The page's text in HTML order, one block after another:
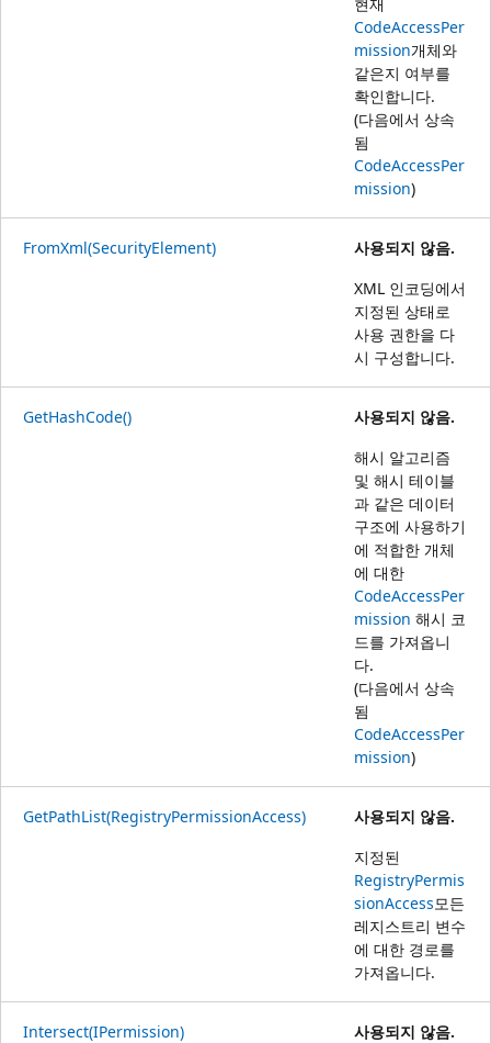
CodeAccessPer
mission개체와
같은지 여부를
확인합니다.
(다음에서 상속
됨
CodeAccessPer
mission)
FromXml(SecurityElement)
사용되지 않음.
XML 인코딩에서
지정된 상태로
사용 권한을 다
시 구성합니다.
GetHashCode()
사용되지 않음.
해시 알고리즘
및 해시 테이블
과 같은 데이터
구조에 사용하기
에 적합한 개체
에 대한
CodeAccessPer
mission 해시 코
드를 가져옵니
다.
(다음에서 상속
됨
CodeAccessPer
mission)
GetPathList(RegistryPermissionAccess)
사용되지 않음.
지정된
RegistryPermis
sionAccess모든
레지스트리 변수
에 대한 경로를
가져옵니다.
Intersect(IPermission)
사용되지 않음.